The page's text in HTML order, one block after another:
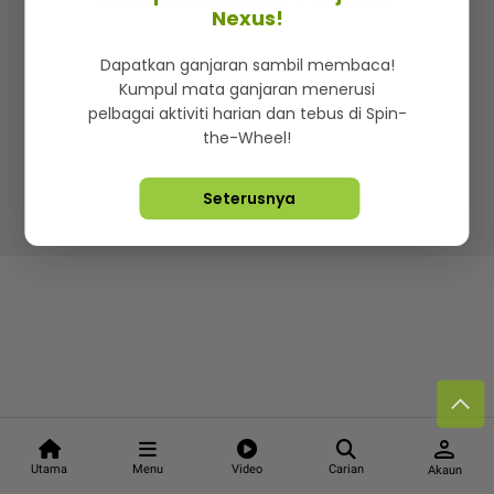
Utama Menu Video Carian
person
Akaun
Iklan di SMG360
Terma & Syarat Dasar Privasi
Lebih hot, viral dan sensasi
Hakcipta Terpelihara ©2026. Star Media Group Berhad
Nexus!
Dapatkan ganjaran sambil membaca!
Kumpul mata ganjaran menerusi
pelbagai aktiviti harian dan tebus di Spin-
the-Wheel!
Seterusnya